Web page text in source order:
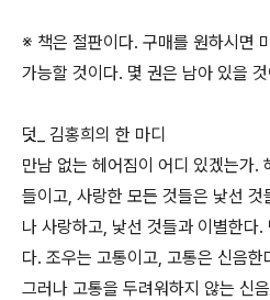
※ 책은 절판이다. 구매를 원하시면
가능할 것이다. 몇 권은 남아 있을
덧_ 김홍희의 한 마디
만남 없는 헤어짐이 어디 있겠는가.
들이고, 사랑한 모든 것들은 낯선
나 사랑하고, 낯선 것들과 이별한다
다. 조우는 고통이고, 고통은 신음
그러나 고통을 두려워하지 않는 신